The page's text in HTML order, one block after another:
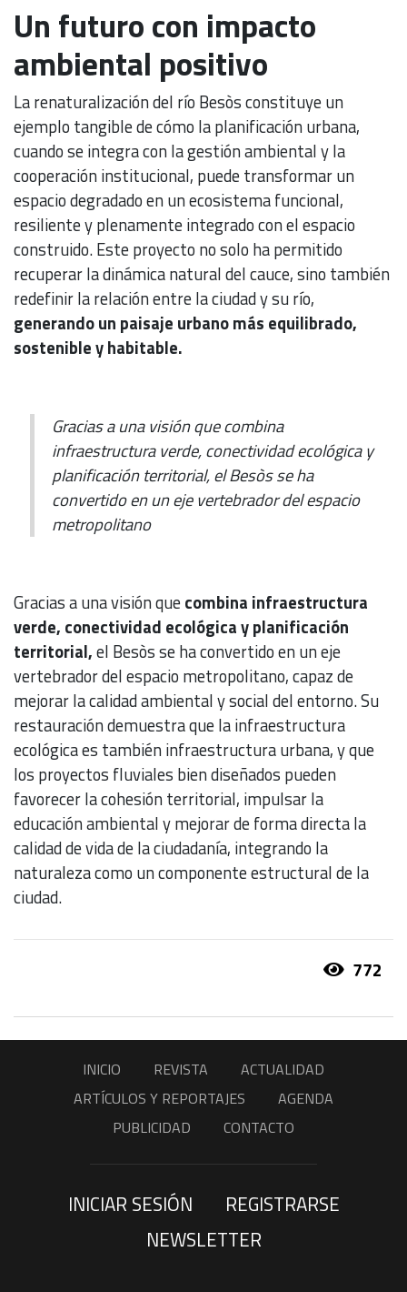
Un futuro con impacto
ambiental positivo
La renaturalización del río Besòs constituye un
ejemplo tangible de cómo la planificación urbana,
cuando se integra con la gestión ambiental y la
cooperación institucional, puede transformar un
espacio degradado en un ecosistema funcional,
resiliente y plenamente integrado con el espacio
construido. Este proyecto no solo ha permitido
recuperar la dinámica natural del cauce, sino también
redefinir la relación entre la ciudad y su río,
generando un paisaje urbano más equilibrado,
sostenible y habitable.
Gracias a una visión que combina
infraestructura verde, conectividad ecológica y
planificación territorial, el Besòs se ha
convertido en un eje vertebrador del espacio
metropolitano
Gracias a una visión quecombina infraestructura
verde, conectividad ecológica y planificación
territorial,el Besòs se ha convertido en un eje
vertebrador del espacio metropolitano, capaz de
mejorar la calidad ambiental y social del entorno. Su
restauración demuestra que la infraestructura
ecológica es también infraestructura urbana, y que
los proyectos fluviales bien diseñados pueden
favorecer la cohesión territorial, impulsar la
educación ambiental y mejorar de forma directa la
calidad de vida de la ciudadanía, integrando la
naturaleza como un componente estructural de la
ciudad.
772
INICIO REVISTA
ACTUALIDAD
ARTÍCULOS Y REPORTAJES
AGENDA
PUBLICIDAD
CONTACTO
INICIAR SESIÓN
REGISTRARSE
NEWSLETTER